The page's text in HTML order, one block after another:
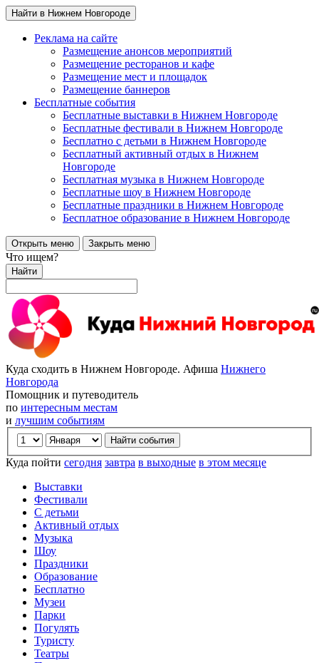
Найти в Нижнем Новгороде
Реклама на сайте
Размещение анонсов мероприятий
Размещение ресторанов и кафе
Размещение мест и площадок
Размещение баннеров
Бесплатные события
Бесплатные выставки в Нижнем Новгороде
Бесплатные фестивали в Нижнем Новгороде
Бесплатно с детьми в Нижнем Новгороде
Бесплатный активный отдых в Нижнем
Новгороде
Бесплатная музыка в Нижнем Новгороде
Бесплатные шоу в Нижнем Новгороде
Бесплатные праздники в Нижнем Новгороде
Бесплатное образование в Нижнем Новгороде
Открыть меню Закрыть меню
Что ищем?
Найти
Куда сходить в Нижнем Новгороде. Афиша Нижнего
Новгорода
Помощник и путеводитель
по интересным местам
и лучшим событиям
Куда пойти сегодня завтра в выходные в этом месяце
Выставки
Фестивали
С детьми
Активный отдых
Музыка
Шоу
Праздники
Образование
Бесплатно
Музеи
Парки
Погулять
Туристу
Театры